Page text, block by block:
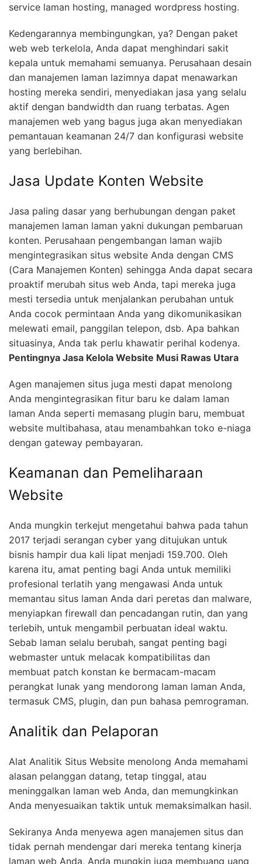
service laman hosting, managed wordpress hosting.
Kedengarannya membingungkan, ya? Dengan paket
web web terkelola, Anda dapat menghindari sakit
kepala untuk memahami semuanya. Perusahaan desain
dan manajemen laman lazimnya dapat menawarkan
hosting mereka sendiri, menyediakan jasa yang selalu
aktif dengan bandwidth dan ruang terbatas. Agen
manajemen web yang bagus juga akan menyediakan
pemantauan keamanan 24/7 dan konfigurasi website
yang berlebihan.
Jasa Update Konten Website
Jasa paling dasar yang berhubungan dengan paket
manajemen laman laman yakni dukungan pembaruan
konten. Perusahaan pengembangan laman wajib
mengintegrasikan situs website Anda dengan CMS
(Cara Manajemen Konten) sehingga Anda dapat secara
proaktif merubah situs web Anda, tapi mereka juga
mesti tersedia untuk menjalankan perubahan untuk
Anda cocok permintaan Anda yang dikomunikasikan
melewati email, panggilan telepon, dsb. Apa bahkan
situasinya, Anda tak perlu khawatir perihal kodenya.
Pentingnya Jasa Kelola Website Musi Rawas Utara
Agen manajemen situs juga mesti dapat menolong
Anda mengintegrasikan fitur baru ke dalam laman
laman Anda seperti memasang plugin baru, membuat
website multibahasa, atau menambahkan toko e-niaga
dengan gateway pembayaran.
Keamanan dan Pemeliharaan
Website
Anda mungkin terkejut mengetahui bahwa pada tahun
2017 terjadi serangan cyber yang ditujukan untuk
bisnis hampir dua kali lipat menjadi 159.700. Oleh
karena itu, amat penting bagi Anda untuk memiliki
profesional terlatih yang mengawasi Anda untuk
memantau situs laman Anda dari peretas dan malware,
menyiapkan firewall dan pencadangan rutin, dan yang
terlebih, untuk mengambil perbuatan ideal waktu.
Sebab laman selalu berubah, sangat penting bagi
webmaster untuk melacak kompatibilitas dan
membuat patch konstan ke bermacam-macam
perangkat lunak yang mendorong laman laman Anda,
termasuk CMS, plugin, dan pun bahasa pemrograman.
Analitik dan Pelaporan
Alat Analitik Situs Website menolong Anda memahami
alasan pelanggan datang, tetap tinggal, atau
meninggalkan laman web Anda, dan memungkinkan
Anda menyesuaikan taktik untuk memaksimalkan hasil.
Sekiranya Anda menyewa agen manajemen situs dan
tidak pernah mendengar dari mereka tentang kinerja
laman web Anda, Anda mungkin juga membuang uang